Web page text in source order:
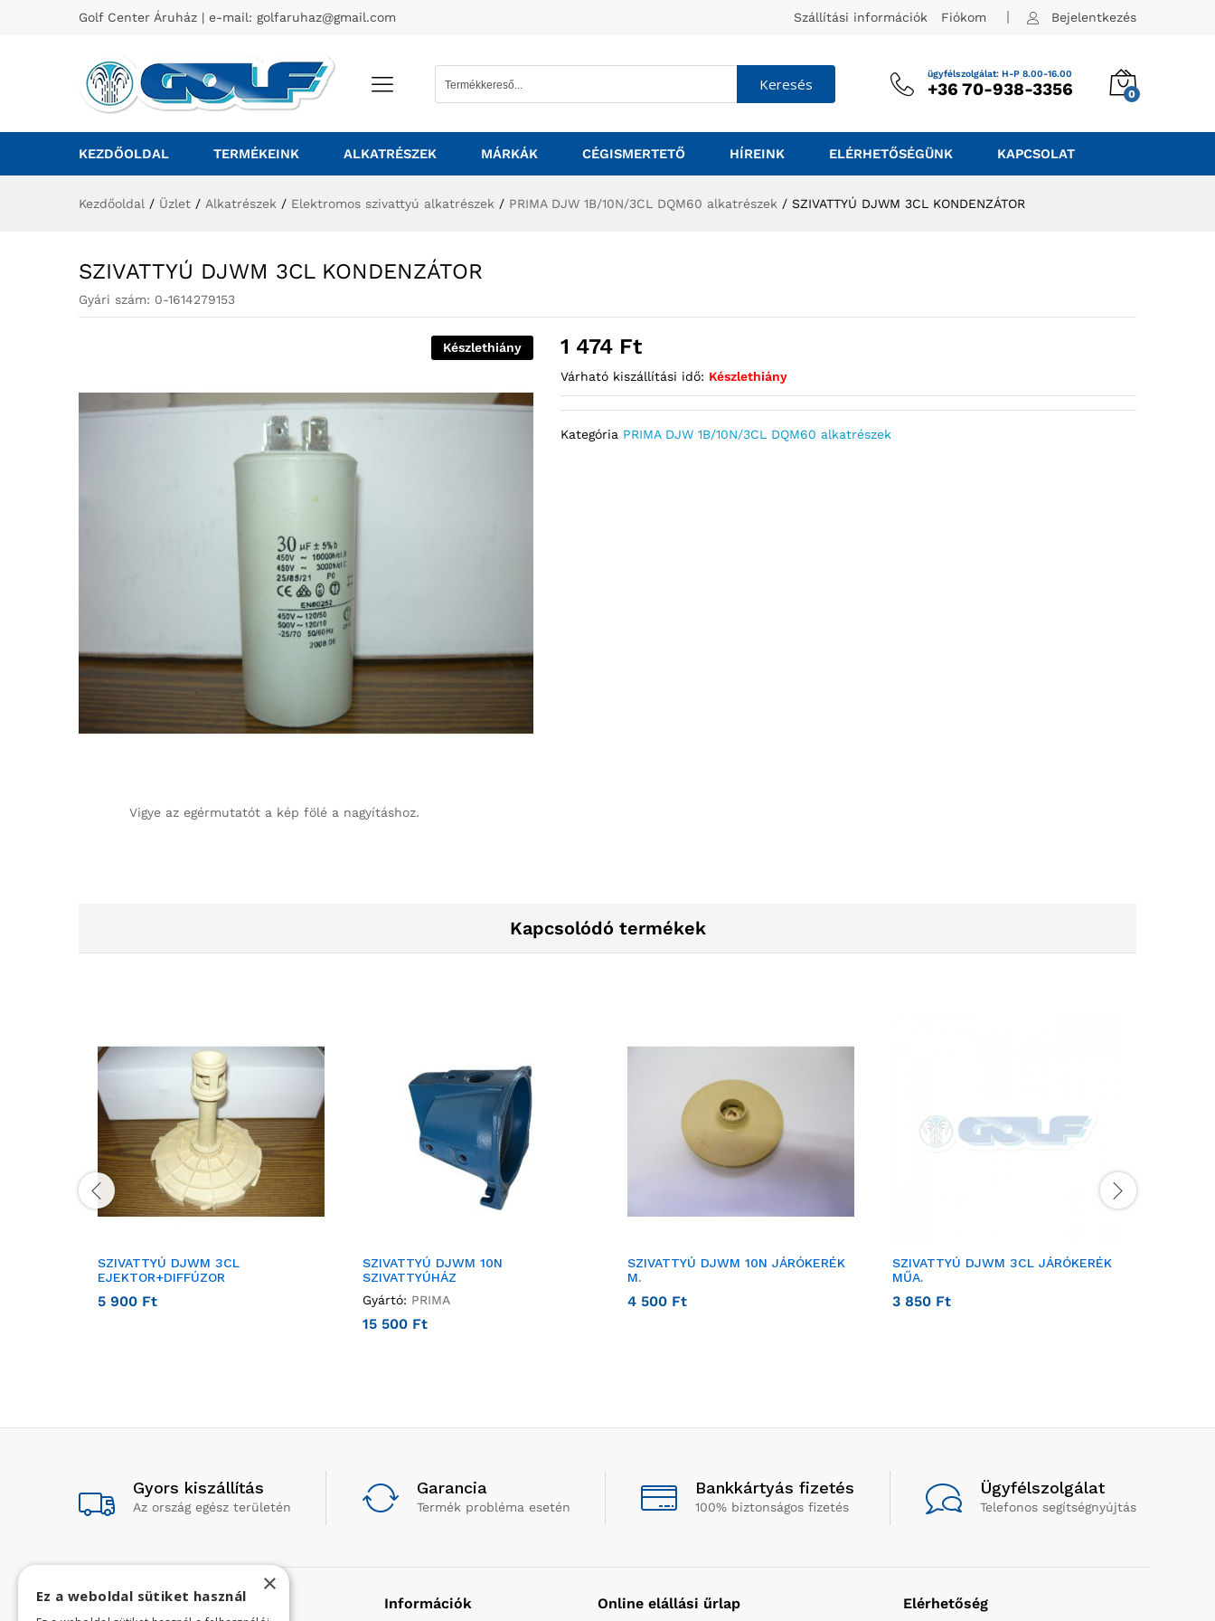
Golf Center Áruház | e-mail: golfaruhaz@gmail.com Szállítási információk Fiókom Bejelentkezés
Keresés
ügyfélszolgálat: H-P 8.00-16.00
+36 70-938-3356 0
KEZDŐOLDAL TERMÉKEINK ALKATRÉSZEK MÁRKÁK CÉGISMERTETŐ HÍREINK ELÉRHETŐSÉGÜNK KAPCSOLAT
Kezdőoldal / Üzlet / Alkatrészek / Elektromos szivattyú alkatrészek / PRIMA DJW 1B/10N/3CL DQM60 alkatrészek / SZIVATTYÚ DJWM 3CL KONDENZÁTOR
SZIVATTYÚ DJWM 3CL KONDENZÁTOR
Gyári szám: 0-1614279153
Készlethiány
Vigye az egérmutatót a kép fölé a nagyításhoz.
1 474 Ft
Várható kiszállítási idő: Készlethiány
Kategória PRIMA DJW 1B/10N/3CL DQM60 alkatrészek
Kapcsolódó termékek
SZIVATTYÚ DJWM 3CL
EJEKTOR+DIFFÚZOR
5 900 Ft
SZIVATTYÚ DJWM 10N
SZIVATTYÚHÁZ
Gyártó: PRIMA
15 500 Ft
SZIVATTYÚ DJWM 10N JÁRÓKERÉK
M.
4 500 Ft
SZIVATTYÚ DJWM 3CL JÁRÓKERÉK
MŰA.
3 850 Ft
Gyors kiszállítás
Az ország egész területén
Garancia
Termék probléma esetén
Bankkártyás fizetés
100% biztonságos fizetés
Ügyfélszolgálat
Telefonos segítségnyújtás
Rólunk Információk Online elállási űrlap Elérhetőség
×
Ez a weboldal sütiket használ